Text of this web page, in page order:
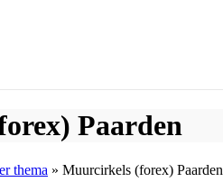
Paarden
thema » Muurcirkels (forex) Paarden